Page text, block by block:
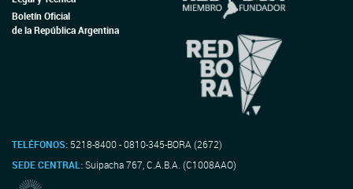
Boletín Oficial
de la República Argentina
TELÉFONOS: 5218-8400 - 0810-345-BORA (2672)
SEDE CENTRAL:Suipacha 767, C.A.B.A. (C1008AAO)